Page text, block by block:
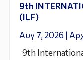
9th
(ILF)
Αυγ 7, 2026 |
9th